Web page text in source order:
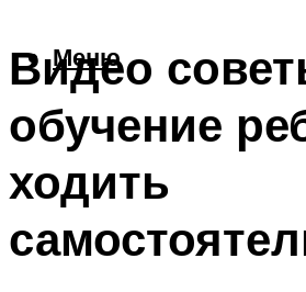
Меню
Видео
обучение
ходить